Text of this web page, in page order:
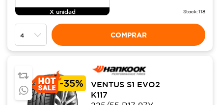
X unidad Stock:118
COMPRAR
-35%
VENTUS S1 EVO2
K117